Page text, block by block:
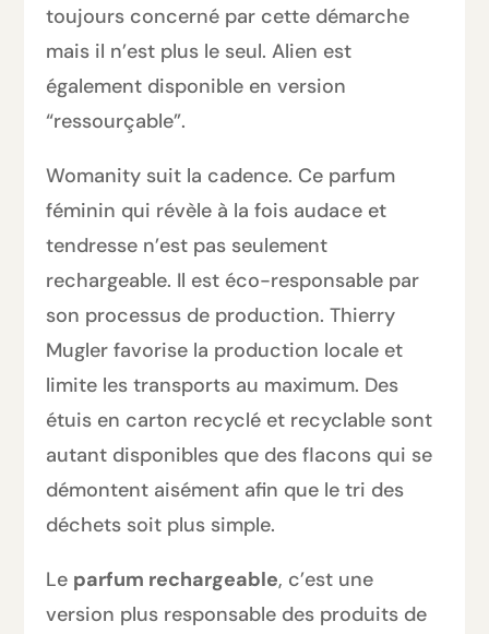
toujours concerné par cette démarche
mais il n’est plus le seul. Alien est
également disponible en version
“ressourçable”.
Womanity suit la cadence. Ce parfum
féminin qui révèle à la fois audace et
tendresse n’est pas seulement
rechargeable. Il est éco-responsable par
son processus de production. Thierry
Mugler favorise la production locale et
limite les transports au maximum. Des
étuis en carton recyclé et recyclable sont
autant disponibles que des flacons qui se
démontent aisément afin que le tri des
déchets soit plus simple.
Le parfum rechargeable, c’est une
version plus responsable des produits de